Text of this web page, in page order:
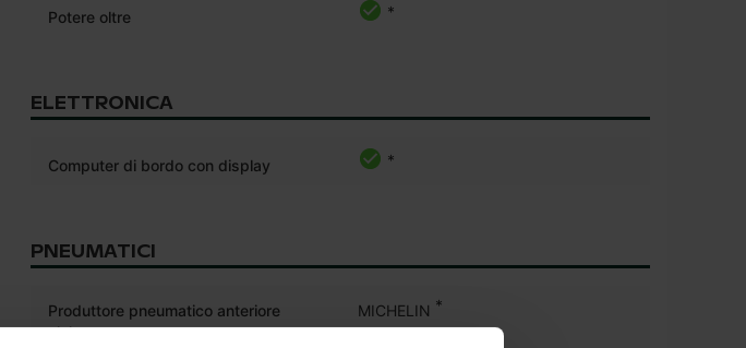
Potere oltre *
ELETTRONICA
Computer di bordo con display *
PNEUMATICI
Produttore pneumatico anteriore
sinistro
MICHELIN *